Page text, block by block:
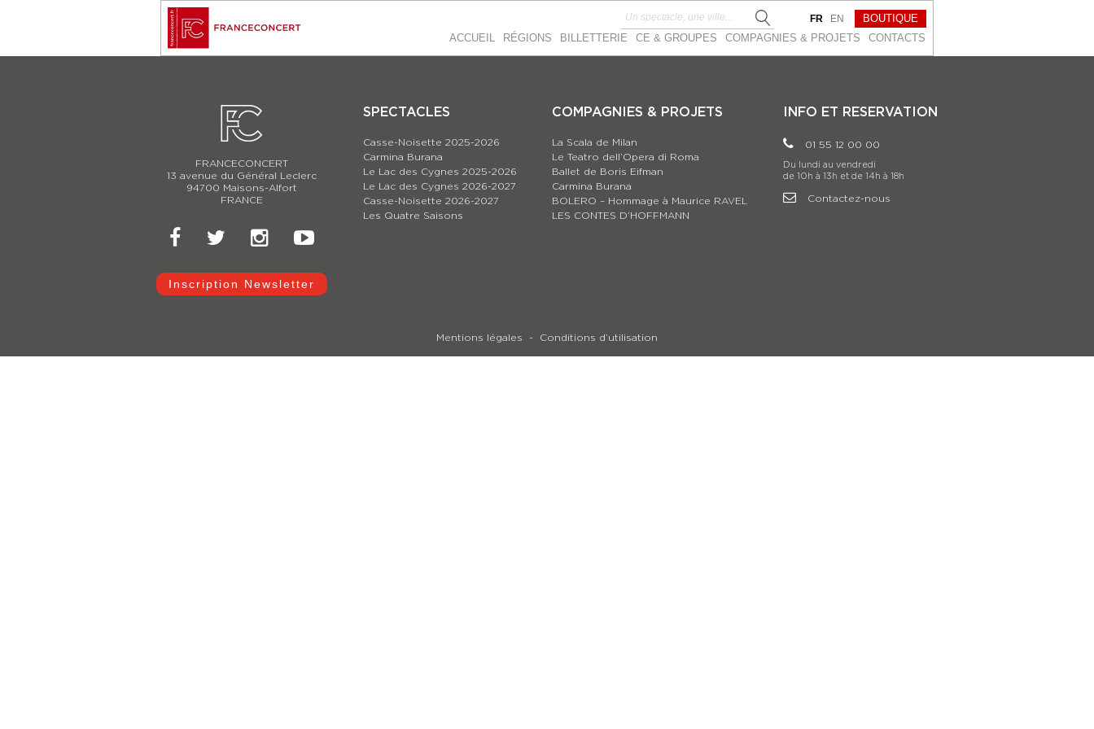
ACCUEIL RÉGIONS BILLETTERIE CE & GROUPES COMPAGNIES & PROJETS CONTACTS
FR EN BOUTIQUE
FRANCECONCERT
13 avenue du Général Leclerc
94700 Maisons-Alfort
FRANCE
Inscription Newsletter
SPECTACLES
Casse-Noisette 2025-2026
Carmina Burana
Le Lac des Cygnes 2025-2026
Le Lac des Cygnes 2026-2027
Casse-Noisette 2026-2027
Les Quatre Saisons
COMPAGNIES & PROJETS
La Scala de Milan
Le Teatro dell’Opera di Roma
Ballet de Boris Eifman
Carmina Burana
BOLERO – Hommage à Maurice RAVEL
LES CONTES D’HOFFMANN
INFO ET RESERVATION
01 55 12 00 00
Du lundi au vendredi
de 10h à 13h et de 14h à 18h
Contactez-nous
Mentions légales Conditions d’utilisation